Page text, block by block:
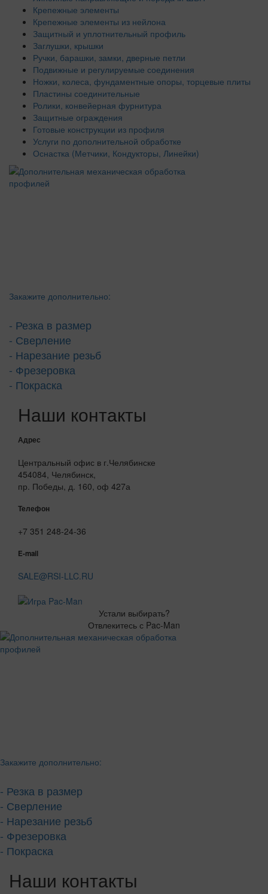
Крепежные элементы
Крепежные элементы из нейлона
Защитный и уплотнительный профиль
Заглушки, крышки
Ручки, барашки, замки, дверные петли
Подвижные и регулируемые соединения
Ножки, колеса, фундаментные опоры, торцевые плиты
Пластины соединительные
Ролики, конвейерная фурнитура
Защитные ограждения
Готовые конструкции из профиля
Услуги по дополнительной обработке
Оснастка (Метчики, Кондукторы, Линейки)
Закажите дополнительно:
- Резка в размер
- Сверление
- Нарезание резьб
- Фрезеровка
- Покраска
Наши контакты
Адрес
Центральный офис в г.Челябинске
454084, Челябинск,
пр. Победы, д. 160, оф 427а
Телефон
+7 351 248-24-36
E-mail
SALE@RSI-LLC.RU
Устали выбирать?
Отвлекитесь с Pac-Man
Закажите дополнительно:
- Резка в размер
- Сверление
- Нарезание резьб
- Фрезеровка
- Покраска
Наши контакты